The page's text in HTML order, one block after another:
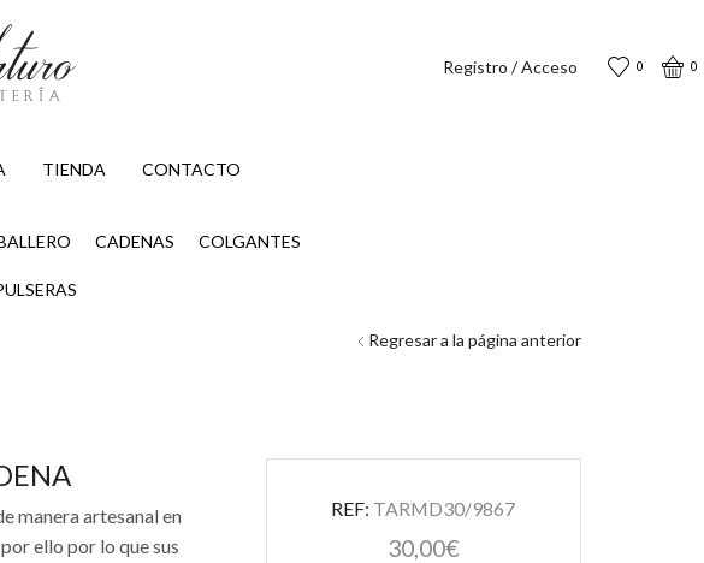
Registro / Acceso 0 0
TIENDA CONTACTO
CADENAS COLGANTES
Regresar a la página anterior
REF: TARMD30/9867
30,00€
manera artesanal en
ello por lo que sus